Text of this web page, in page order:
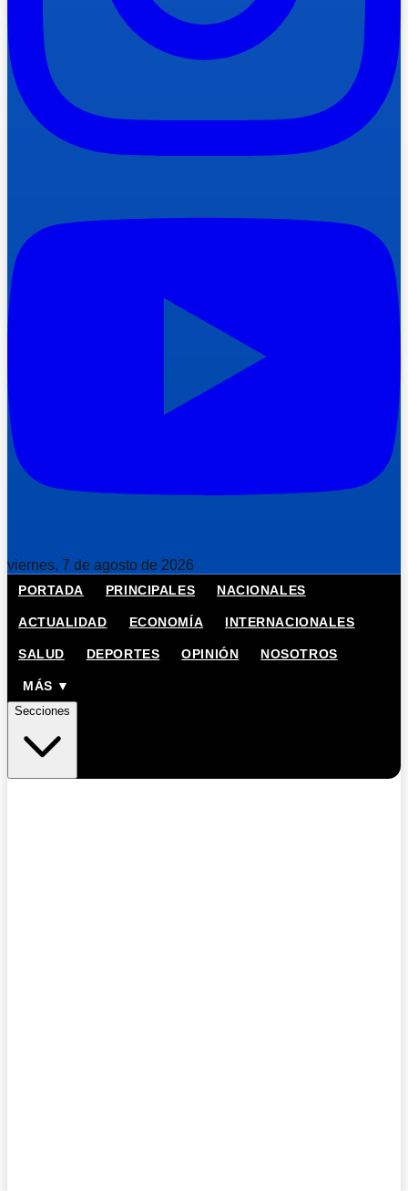
viernes, 7 de agosto de 2026
PORTADA PRINCIPALES NACIONALES
ACTUALIDAD ECONOMÍA INTERNACIONALES
SALUD DEPORTES OPINIÓN NOSOTROS
MÁS ▼
Secciones